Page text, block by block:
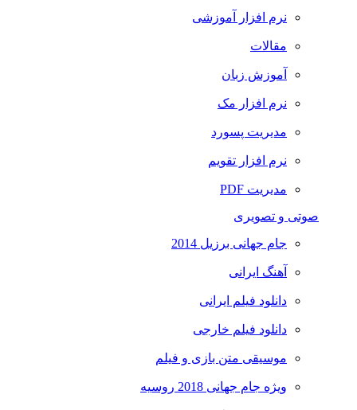
نرم افزار آموزشی
مقالات
آموزش زبان
نرم افزار مک
مدیریت پسورد
نرم افزار تقویم
مدیریت PDF
صوتی و تصویری
جام جهانی برزیل 2014
آهنگ ایرانی
دانلود فیلم ایرانی
دانلود فیلم خارجی
موسیقی متن بازی و فیلم
ویژه جام جهانی 2018 روسیه